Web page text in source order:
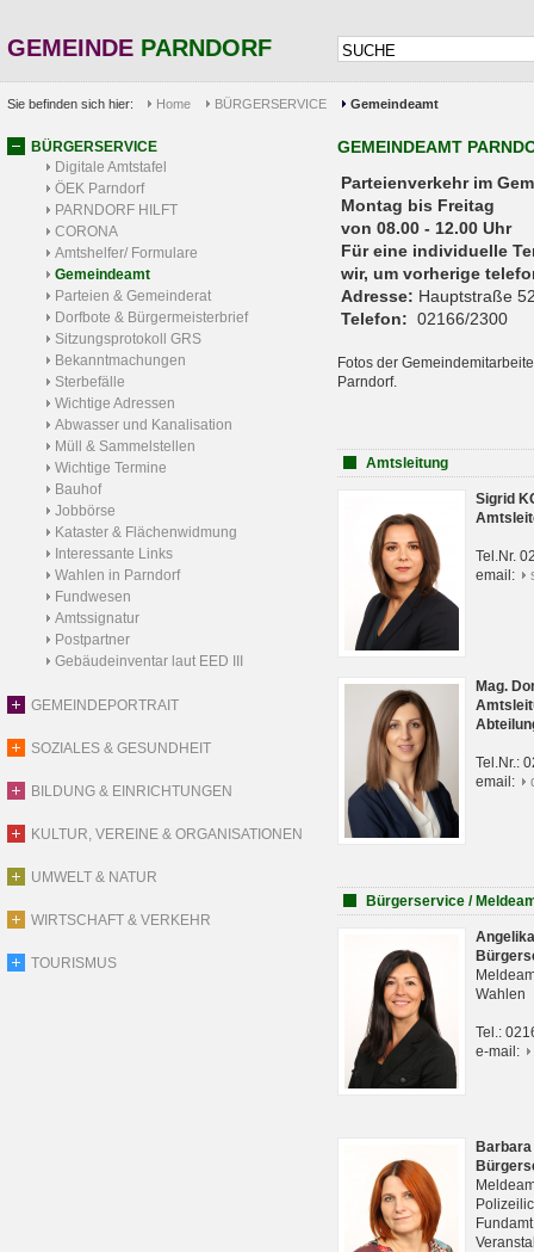
GEMEINDE PARNDORF
Sie befinden sich hier: Home BÜRGERSERVICE Gemeindeamt
BÜRGERSERVICE
Digitale Amtstafel
ÖEK Parndorf
PARNDORF HILFT
CORONA
Amtshelfer/ Formulare
Gemeindeamt
Parteien & Gemeinderat
Dorfbote & Bürgermeisterbrief
Sitzungsprotokoll GRS
Bekanntmachungen
Sterbefälle
Wichtige Adressen
Abwasser und Kanalisation
Müll & Sammelstellen
Wichtige Termine
Bauhof
Jobbörse
Kataster & Flächenwidmung
Interessante Links
Wahlen in Parndorf
Fundwesen
Amtssignatur
Postpartner
Gebäudeinventar laut EED III
GEMEINDEPORTRAIT
SOZIALES & GESUNDHEIT
BILDUNG & EINRICHTUNGEN
KULTUR, VEREINE & ORGANISATIONEN
UMWELT & NATUR
WIRTSCHAFT & VERKEHR
TOURISMUS
GEMEINDEAMT
Parteienverkehr
Montag bis Freitag
von 08.00 - 12.00 Uhr
Für eine individuelle
wir, um vorherige
Adresse: Hauptstraße
Telefon: 02166/2300
Fotos der
Parndorf.
Amtsleitung
Sigrid
Tel.Nr.
email:
Mag.
Tel.Nr.:
email:
Bürgerservice /
Wahlen
Tel.:
e-mail: